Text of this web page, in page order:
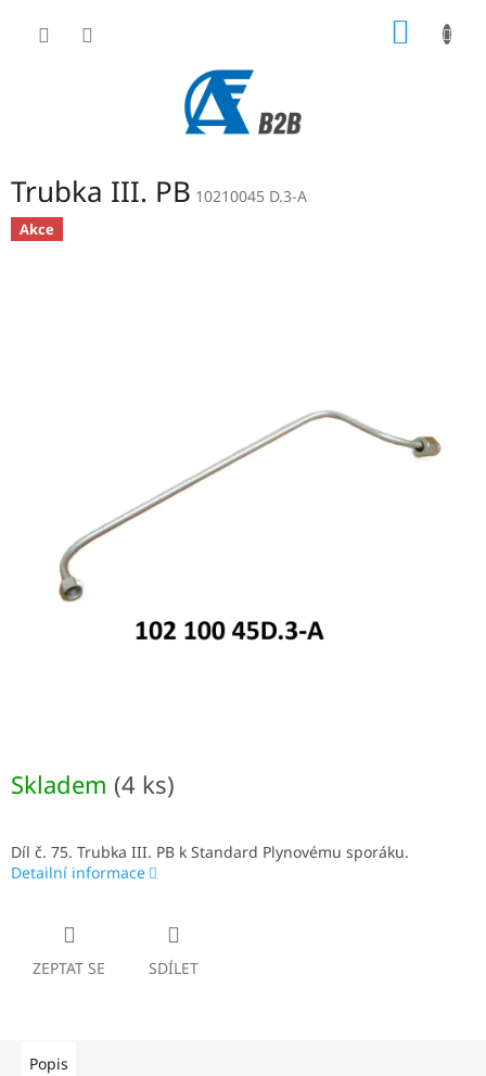
Trubka III. PB 10210045 D.3-A
Akce
Skladem (4 ks)
Díl č. 75. Trubka III. PB k Standard Plynovému sporáku.
Detailní informace
ZEPTAT SE SDÍLET
Popis